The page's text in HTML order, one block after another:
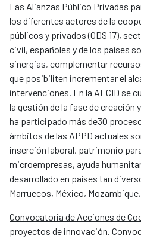
Las Alianzas Público Privadas
los diferentes actores de la
públicos y privados (ODS 17),
civil, españoles y de los países
sinergias, complementar
que posibiliten incrementar el
intervenciones. En la AECID se
la gestión de la fase de creación
ha participado más de30
ámbitos de las APPD actuales
inserción laboral, patrimonio
microempresas, ayuda
desarrollado en países tan
Marruecos, México,
Convocatoria de Acciones de
proyectos de innovación.